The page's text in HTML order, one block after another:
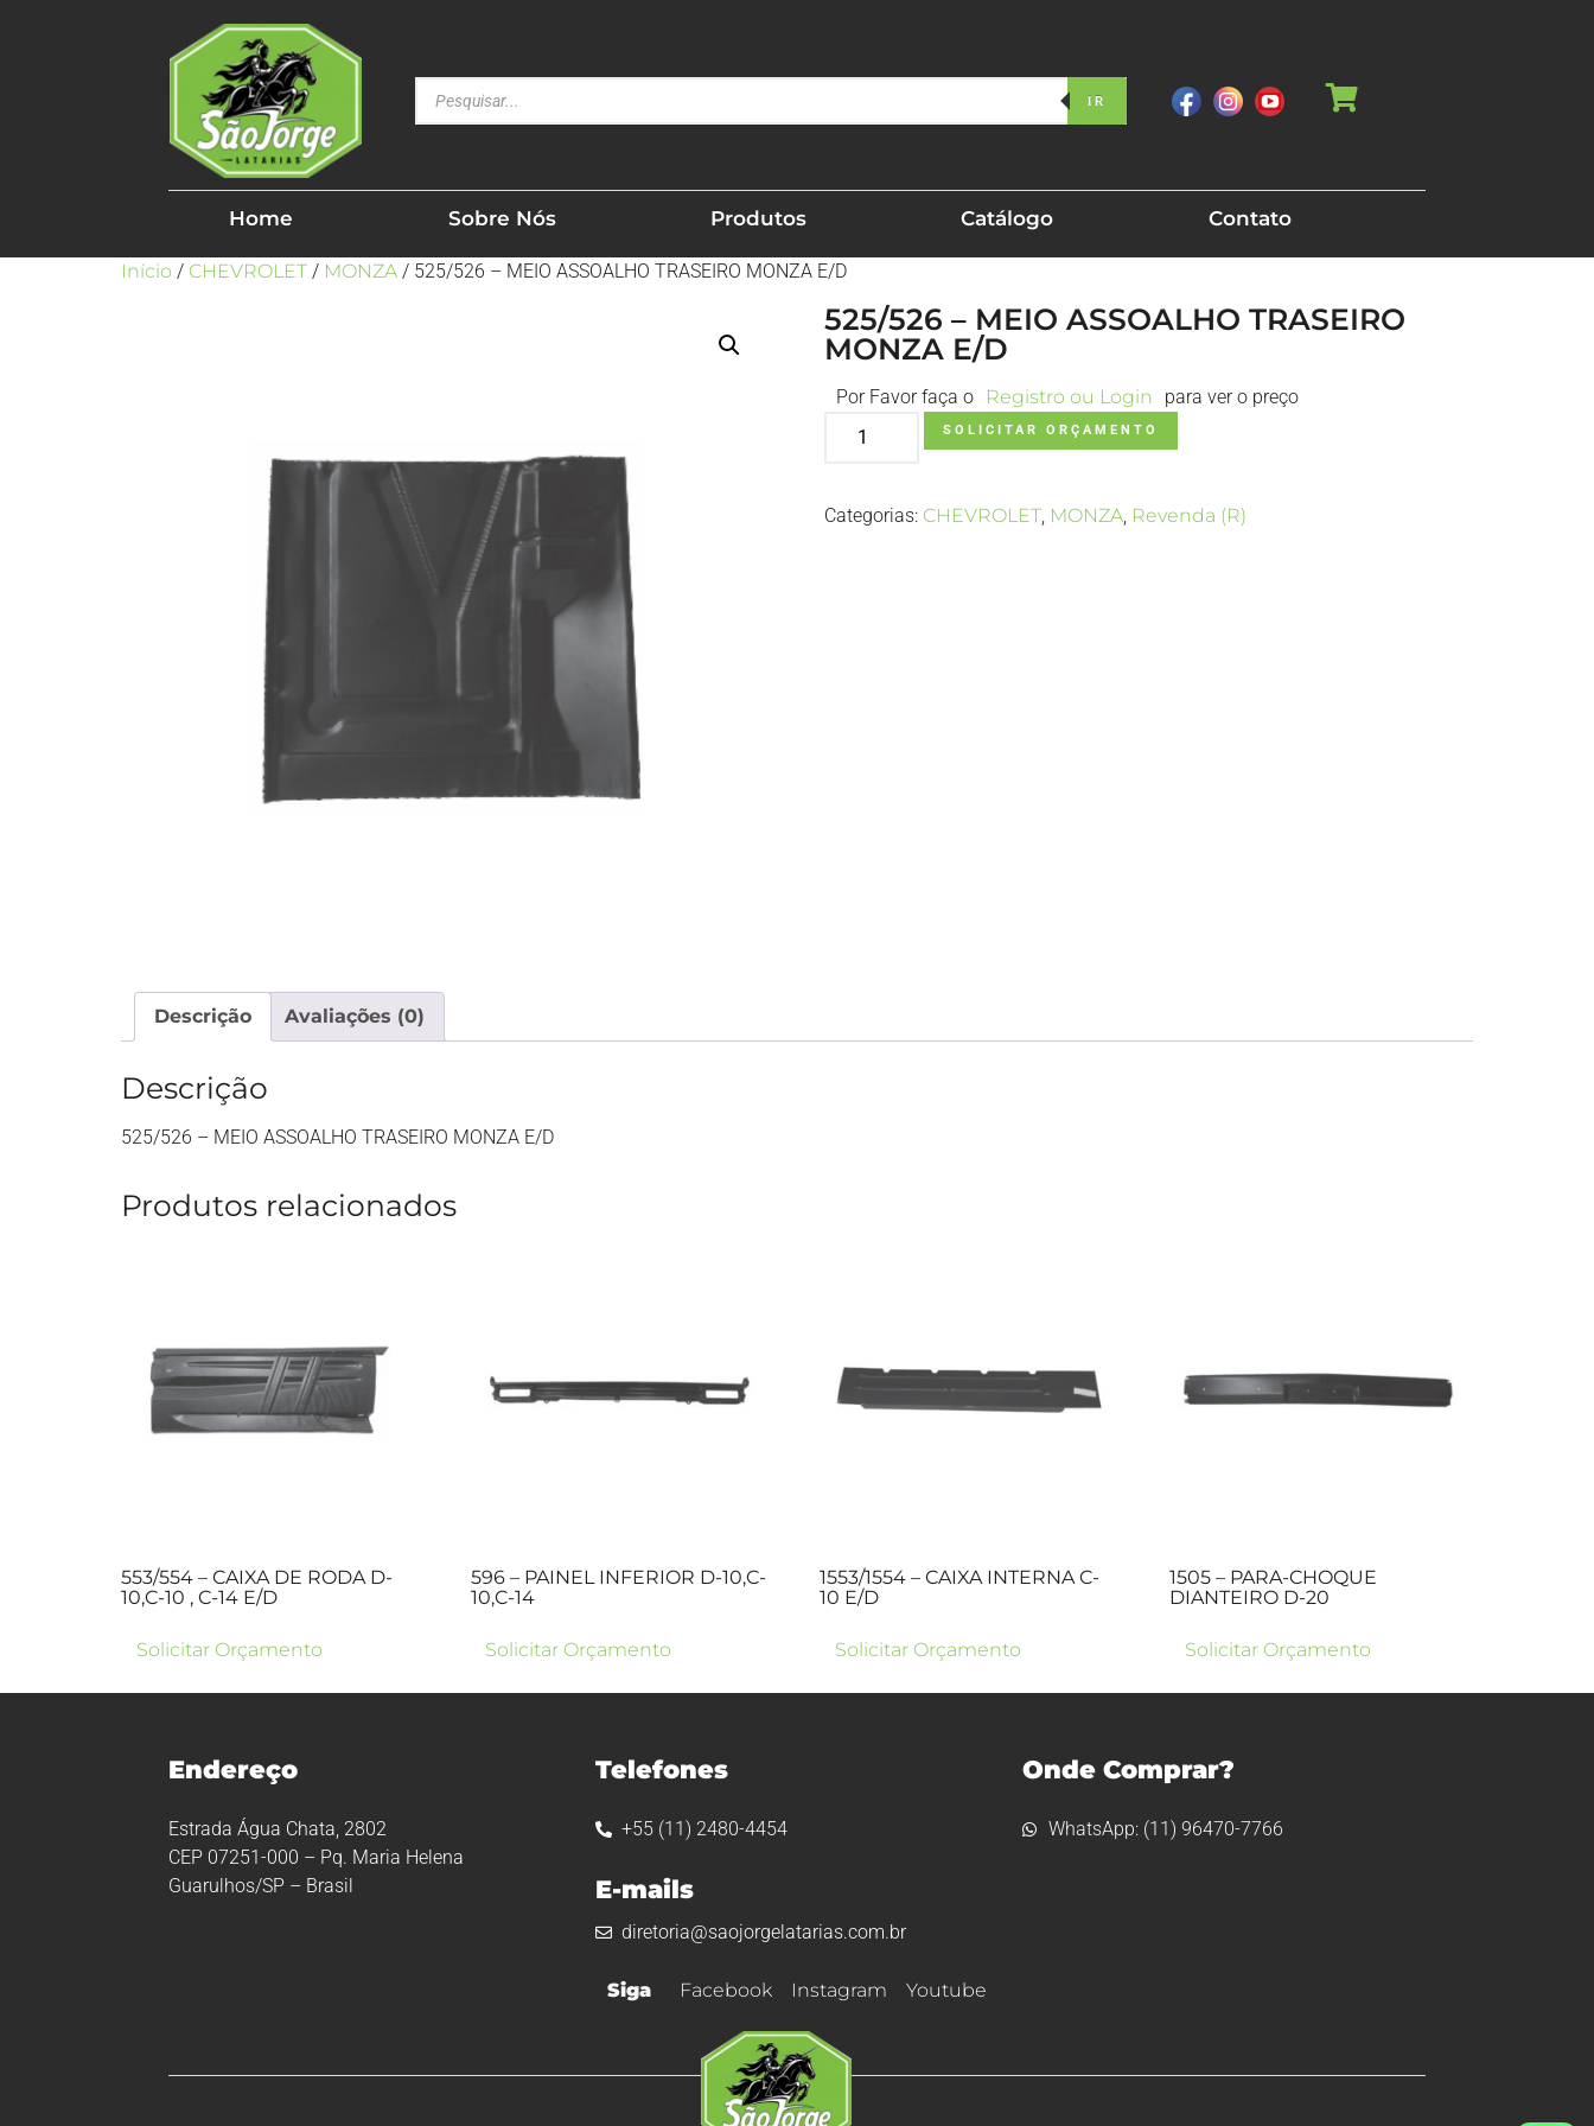
IR
Home Sobre Nós Produtos Catálogo Contato
Início / CHEVROLET / MONZA / 525/526 – MEIO ASSOALHO TRASEIRO MONZA E/D
525/526 – MEIO ASSOALHO TRASEIRO
MONZA E/D
Por Favor faça o Registro ou Login para ver o preço
SOLICITAR ORÇAMENTO
Categorias: CHEVROLET, MONZA, Revenda (R)
Descrição Avaliações (0)
Descrição
525/526 – MEIO ASSOALHO TRASEIRO MONZA E/D
Produtos relacionados
553/554 – CAIXA DE RODA D-
10,C-10 , C-14 E/D
Solicitar Orçamento
596 – PAINEL INFERIOR D-10,C-
10,C-14
Solicitar Orçamento
1553/1554 – CAIXA INTERNA C-
10 E/D
Solicitar Orçamento
1505 – PARA-CHOQUE
DIANTEIRO D-20
Solicitar Orçamento
Endereço
Estrada Água Chata, 2802
CEP 07251-000 – Pq. Maria Helena
Guarulhos/SP – Brasil
Telefones
+55 (11) 2480-4454
E-mails
diretoria@saojorgelatarias.com.br
Onde Comprar?
WhatsApp: (11) 96470-7766
Siga Facebook Instagram Youtube